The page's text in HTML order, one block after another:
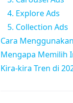
4. Explore Ads
5. Collection Ads
Cara
Mengapa Memilih
Kira-kira Tren di